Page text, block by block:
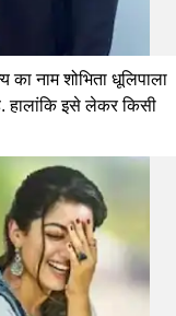
नाम शोभिता धूलिपाला
हालांकि इसे लेकर किसी